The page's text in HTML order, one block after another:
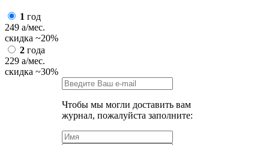
1 год
249 a/мес.
скидка ~20%
2 года
229 a/мес.
скидка ~30%
Чтобы мы могли доставить вам
журнал, пожалуйста заполните: